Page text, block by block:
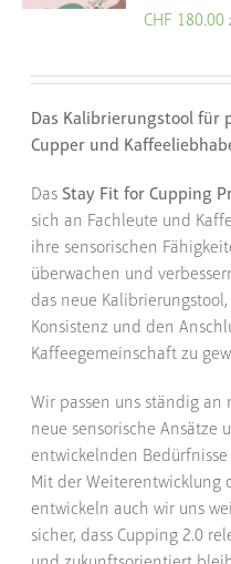
CHF 180.00
Das Kalibrierungstool für
Cupper und
Das Stay Fit for Cupping
sich an Fachleute und
ihre sensorischen
überwachen und
das neue
Konsistenz und den
Kaffeegemeinschaft zu
Wir passen uns ständig an
neue sensorische Ansätze
entwickelnden
Mit der Weiterentwicklung
entwickeln auch wir uns
sicher, dass Cupping 2.0